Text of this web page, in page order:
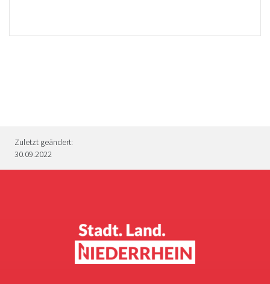
Zuletzt geändert:
30.09.2022